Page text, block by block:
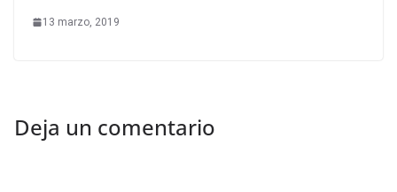
13 marzo, 2019
Deja un comentario